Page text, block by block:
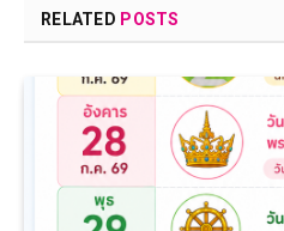
RELATED POSTS